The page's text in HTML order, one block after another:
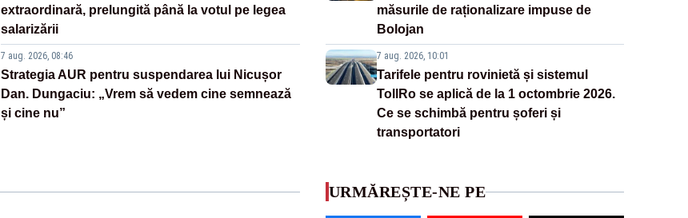
extraordinară, prelungită până la votul pe legea
salarizării
7 aug. 2026, 08:46
Strategia AUR pentru suspendarea lui Nicușor
Dan. Dungaciu: „Vrem să vedem cine semnează
și cine nu”
măsurile de raționalizare impuse de
Bolojan
7 aug. 2026, 10:01
Tarifele pentru rovinietă și sistemul
TollRo se aplică de la 1 octombrie 2026.
Ce se schimbă pentru șoferi și
transportatori
URMĂREȘTE-NE PE